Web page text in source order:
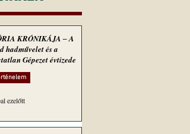
KRÓNIKÁJA ‒ A
hadművelet és a
Gépezet évtizede
ezelőtt